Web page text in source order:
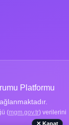
Platformu
(mgm.gov.tr) verilerini
✕ Kapat